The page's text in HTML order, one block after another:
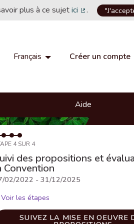
plus à ce sujetici
(Lien externe)
.
Français Choisir la langueChoose
Créer un compte
Aide
4 SUR 4
des propositions et
Convention
02/2022 - 31/12/2025
Voir les étapes
SUIVEZ LA MISE EN OEUVRE